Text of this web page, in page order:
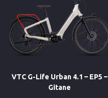
VTC G-Life Urban 4.1 – EP5 –
Gitane